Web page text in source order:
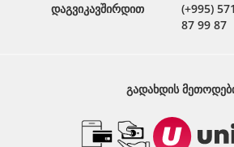
დაგვიკავშირდით
(+995)
87 99 87
ᲒᲐᲓᲐᲮᲓᲘᲡ